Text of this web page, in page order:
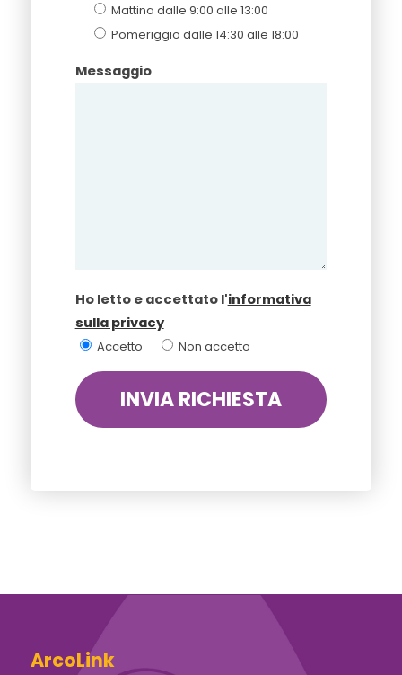
Mattina dalle 9:00 alle 13:00
Pomeriggio dalle 14:30 alle 18:00
Messaggio
Ho letto e accettato l'informativa
sulla privacy
Accetto Non accetto
ArcoLink